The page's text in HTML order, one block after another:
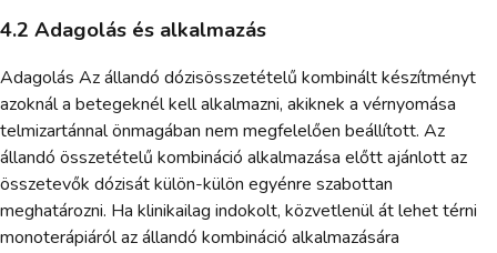
4.2 Adagolás és alkalmazás
Adagolás Az állandó dózisösszetételű kombinált készítményt
azoknál a betegeknél kell alkalmazni, akiknek a vérnyomása
telmizartánnal önmagában nem megfelelően beállított. Az
állandó összetételű kombináció alkalmazása előtt ajánlott az
összetevők dózisát külön-külön egyénre szabottan
meghatározni. Ha klinikailag indokolt, közvetlenül át lehet térni
monoterápiáról az állandó kombináció alkalmazására